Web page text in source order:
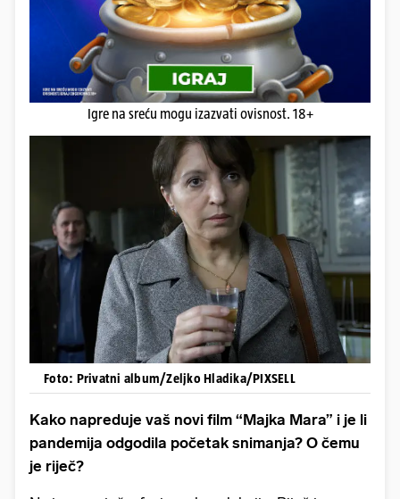
Igre na sreću mogu izazvati ovisnost. 18+
Foto: Privatni album/Zeljko Hladika/PIXSELL
Kako napreduje vaš novi film “Majka Mara” i je li
pandemija odgodila početak snimanja? O čemu
je riječ?